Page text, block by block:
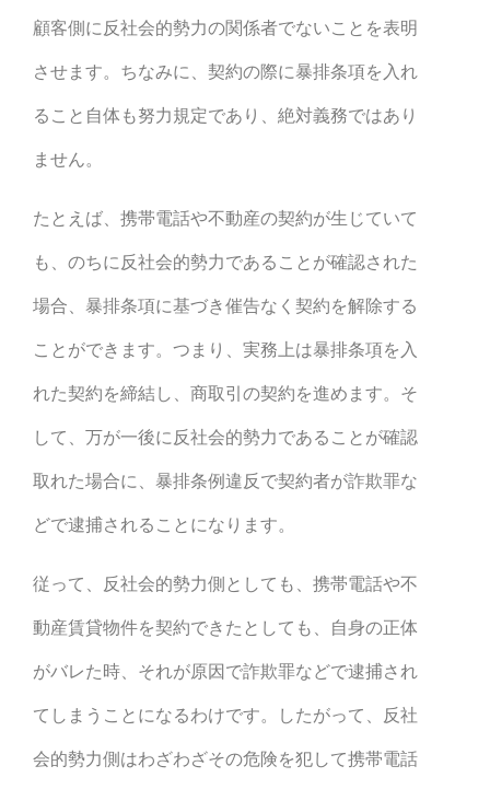
顧客側に反社会的勢力の関係者でないことを表明
させます。ちなみに、契約の際に暴排条項を入れ
ること自体も努力規定であり、絶対義務ではあり
ません。
たとえば、携帯電話や不動産の契約が生じていて
も、のちに反社会的勢力であることが確認された
場合、暴排条項に基づき催告なく契約を解除する
ことができます。つまり、実務上は暴排条項を入
れた契約を締結し、商取引の契約を進めます。そ
して、万が一後に反社会的勢力であることが確認
取れた場合に、暴排条例違反で契約者が詐欺罪な
どで逮捕されることになります。
従って、反社会的勢力側としても、携帯電話や不
動産賃貸物件を契約できたとしても、自身の正体
がバレた時、それが原因で詐欺罪などで逮捕され
てしまうことになるわけです。したがって、反社
会的勢力側はわざわざその危険を犯して携帯電話